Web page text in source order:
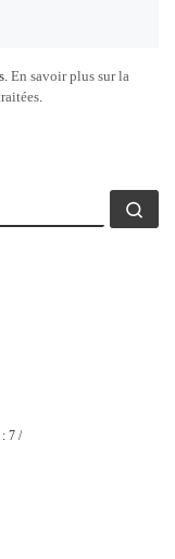
En savoir plus sur la
.
7 /